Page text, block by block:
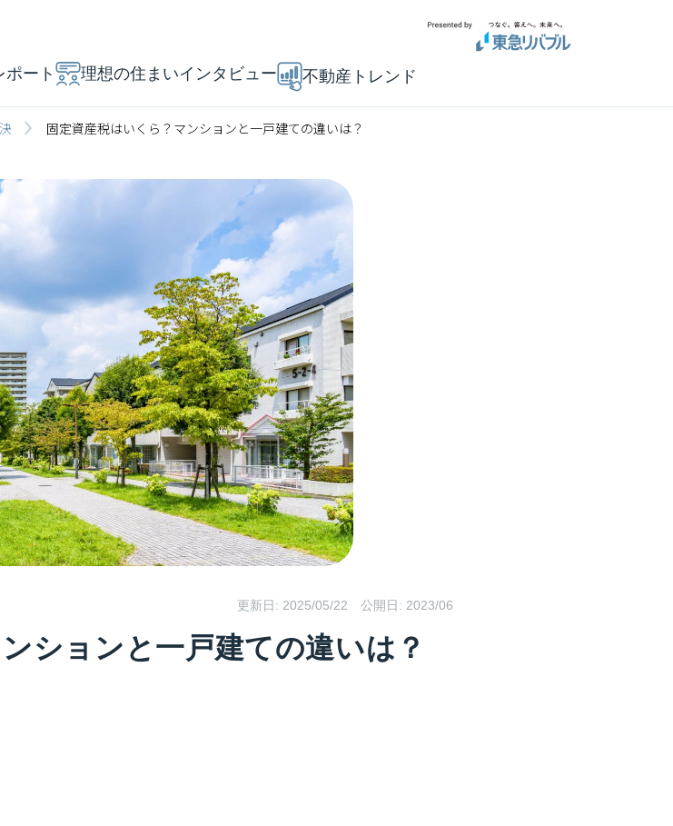
ポート 理想の住まいインタビュー 不動産トレンド
固定資産税はいくら？マンションと一戸建ての違いは？
更新日: 2025/05/22 公開日: 2023/06
ションと一戸建ての違いは？